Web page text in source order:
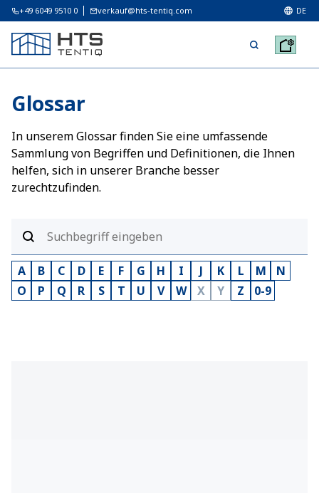
+49 6049 9510 0 verkauf@hts-tentiq.com DE
Glossar
In unserem Glossar finden Sie eine umfassende
Sammlung von Begriffen und Definitionen, die Ihnen
helfen, sich in unserer Branche besser
zurechtzufinden.
A B C D E F G H I J K L M
N
O
P Q R S T U V W X Y Z 0-9